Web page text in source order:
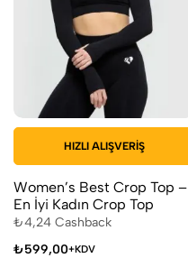
HIZLI ALIŞVERIŞ
Women’s Best Crop Top –
En İyi Kadın Crop Top
₺4,24 Cashback
₺599,00+KDV